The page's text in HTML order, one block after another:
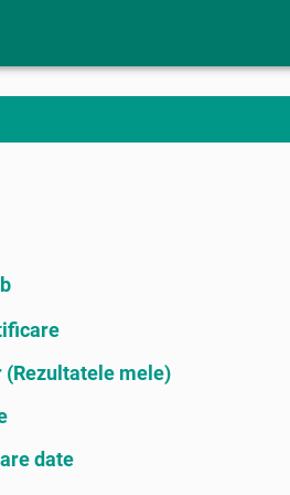
(Rezultatele mele)
date